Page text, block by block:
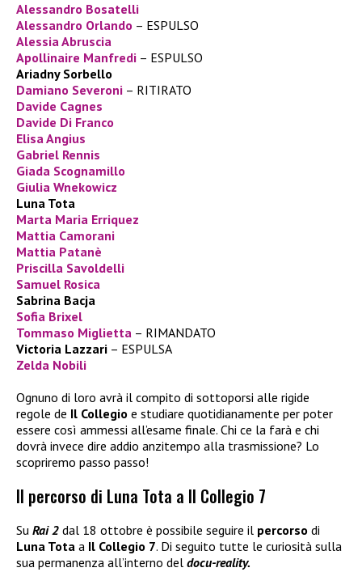
Alessandro Bosatelli
Alessandro Orlando – ESPULSO
Alessia Abruscia
Apollinaire Manfredi – ESPULSO
Ariadny Sorbello
Damiano Severoni – RITIRATO
Davide Cagnes
Davide Di Franco
Elisa Angius
Gabriel Rennis
Giada Scognamillo
Giulia Wnekowicz
Luna Tota
Marta Maria Erriquez
Mattia Camorani
Mattia Patanè
Priscilla Savoldelli
Samuel Rosica
Sabrina Bacja
Sofia Brixel
Tommaso Miglietta – RIMANDATO
Victoria Lazzari – ESPULSA
Zelda Nobili
Ognuno di loro avrà il compito di sottoporsi alle rigide
regole de Il Collegio e studiare quotidianamente per poter
essere così ammessi all’esame finale. Chi ce la farà e chi
dovrà invece dire addio anzitempo alla trasmissione? Lo
scopriremo passo passo!
Il percorso di Luna Tota a Il Collegio 7
Su Rai 2 dal 18 ottobre è possibile seguire il percorso di
Luna Tota a Il Collegio 7. Di seguito tutte le curiosità sulla
sua permanenza all’interno del docu-reality.